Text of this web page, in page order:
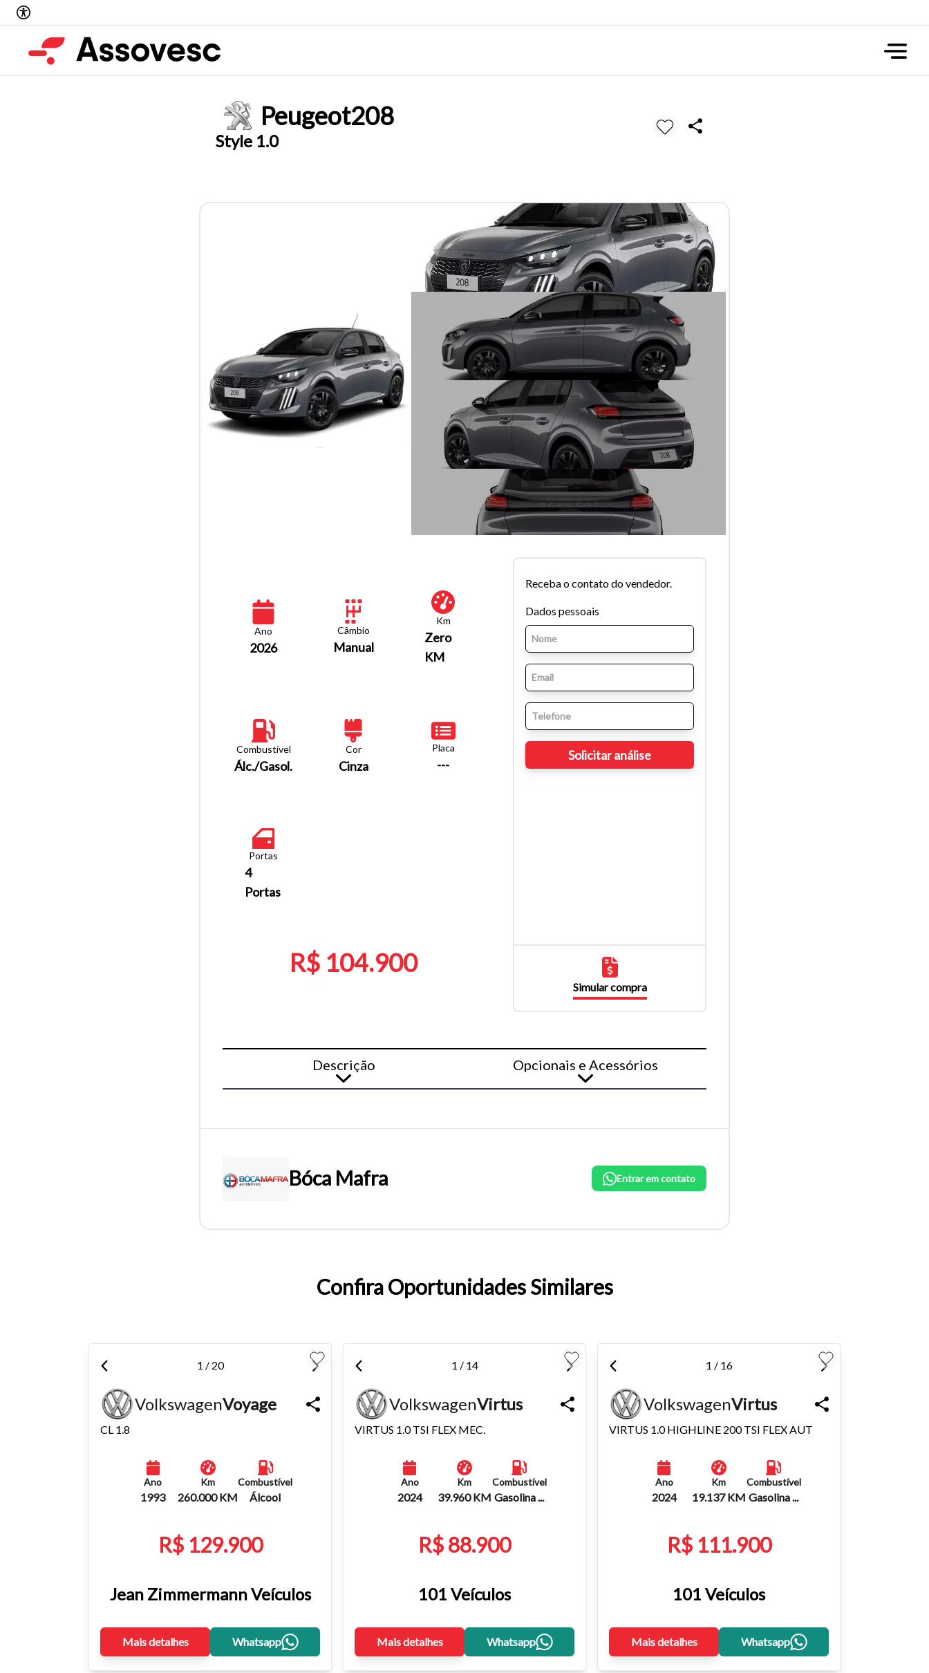
Peugeot208
Style 1.0
Ano
2026
Câmbio
Manual
Km
Zero
KM
Combustível
Álc./Gasol.
Cor
Cinza
Placa
---
Portas
4
Portas
R$ 104.900
Receba o contato do vendedor.
Dados pessoais
Simular compra
Descrição Opcionais e Acessórios
Bóca Mafra Entrar em contato
Confira Oportunidades Similares
1 / 20
VolkswagenVoyage
CL 1.8
Ano
1993
Km
260.000 KM
Combustível
Álcool
R$ 129.900
Jean Zimmermann Veículos
Mais detalhes Whatsapp
1 / 14
VolkswagenVirtus
VIRTUS 1.0 TSI FLEX MEC.
Ano
2024
Km
39.960 KM
Combustível
Gasolina ...
R$ 88.900
101 Veículos
Mais detalhes Whatsapp
1 / 16
VolkswagenVirtus
VIRTUS 1.0 HIGHLINE 200 TSI FLEX AUT
Ano
2024
Km
19.137 KM
Combustível
Gasolina ...
R$ 111.900
101 Veículos
Mais detalhes Whatsapp